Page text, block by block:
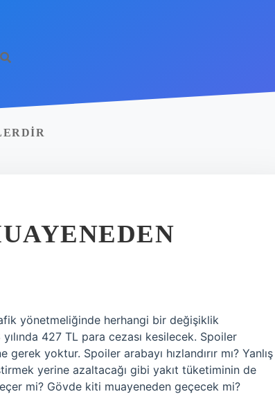
yönetmeliğinde herhangi bir değişiklik
427 TL para cezası kesilecek. Spoiler
yoktur. Spoiler arabayı hızlandırır mı? Yanlış
yerine azaltacağı gibi yakıt tüketiminin de
mi? Gövde kiti muayeneden geçecek mi?